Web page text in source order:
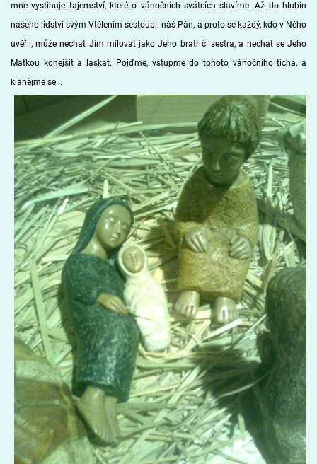
mne vystihuje tajemství, které o vánočních svátcích slavíme. Až do hlubin
našeho lidství svým Vtělením sestoupil náš Pán, a proto se každý, kdo v Něho
uvěřil, může nechat Jím milovat jako Jeho bratr či sestra, a nechat se Jeho
Matkou konejšit a laskat. Pojďme, vstupme do tohoto vánočního ticha, a
klanějme se...